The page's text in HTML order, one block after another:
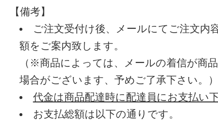
【備考】
ご注文受付け後、メールにてご注文内
額をご案内致します。
（※商品によっては、メールの着信が商
場合がございます、予めご了承下さい。）
代金は商品配達時に配達員にお支払い
お支払総額は以下の通りです。